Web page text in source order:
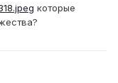
которые